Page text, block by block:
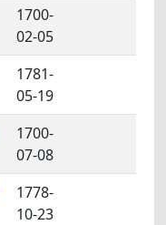
1700-
02-05
1781-
05-19
1700-
07-08
1778-
10-23